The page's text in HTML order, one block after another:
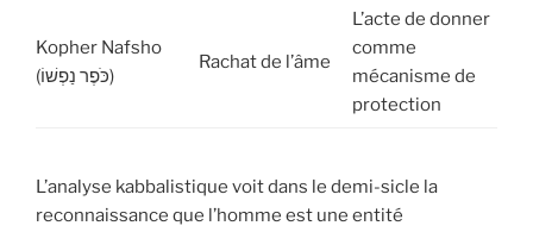
Kopher Nafsho
(כֹּפֶר נַפְשׁוֹ)
Rachat de l’âme
L’acte de donner
comme
mécanisme de
protection
L’analyse kabbalistique voit dans le demi-sicle la
reconnaissance que l’homme est une entité